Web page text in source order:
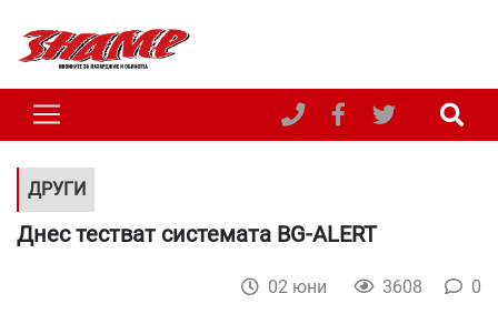
ДРУГИ
Днес тестват системата BG-ALERT
02 юни 3608 0